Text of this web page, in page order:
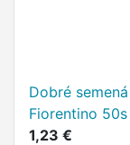
Dobré
Fiorentino 50s
1,23 €